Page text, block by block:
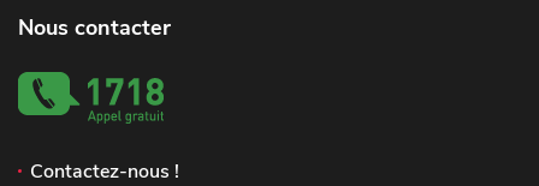
Nous contacter
Contactez-nous !